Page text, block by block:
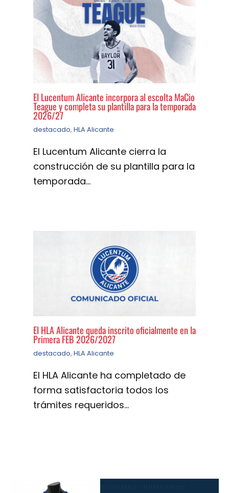
El Lucentum Alicante incorpora al escolta MaCio
Teague y completa su plantilla para la temporada
2026/27
destacado, HLA Alicante
El Lucentum Alicante cierra la
construcción de su plantilla para la
temporada…
El HLA Alicante queda inscrito oficialmente en la
Primera FEB 2026/2027
destacado, HLA Alicante
El HLA Alicante ha completado de
forma satisfactoria todos los
trámites requeridos…